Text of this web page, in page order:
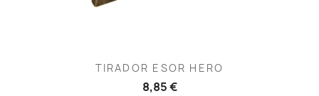
TIRADOR ESOR HERO
8,85 €